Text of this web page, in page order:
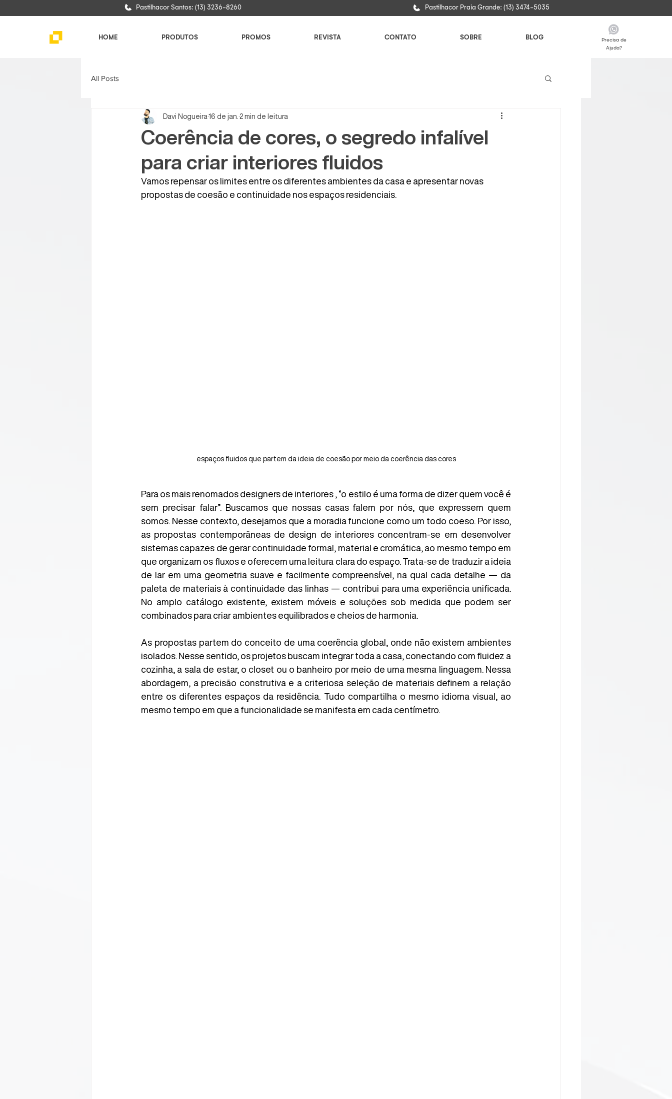
HOME PRODUTOS PROMOS REVISTA CONTATO SOBRE BLOG
Precisa de
Ajuda?
Pastilhacor Santos: (13) 3236-8260 Pastilhacor Praia Grande: (13) 3474-5035
All Posts
Coerência de cores, o segredo infalível
para criar interiores fluidos
Davi Nogueira 16 de jan. 2 min de leitura
Vamos repensar os limites entre os diferentes ambientes da casa e apresentar novas
propostas de coesão e continuidade nos espaços residenciais.
espaços fluidos que partem da ideia de coesão por meio da coerência das cores
Para os mais renomados designers de interiores , “o estilo é uma forma de dizer quem você é
sem precisar falar”. Buscamos que nossas casas falem por nós, que expressem quem
somos. Nesse contexto, desejamos que a moradia funcione como um todo coeso. Por isso,
as propostas contemporâneas de design de interiores concentram-se em desenvolver
sistemas capazes de gerar continuidade formal, material e cromática, ao mesmo tempo em
que organizam os fluxos e oferecem uma leitura clara do espaço. Trata-se de traduzir a ideia
de lar em uma geometria suave e facilmente compreensível, na qual cada detalhe — da
paleta de materiais à continuidade das linhas — contribui para uma experiência unificada.
No amplo catálogo existente, existem móveis e soluções sob medida que podem ser
combinados para criar ambientes equilibrados e cheios de harmonia.
As propostas partem do conceito de uma coerência global, onde não existem ambientes
isolados. Nesse sentido, os projetos buscam integrar toda a casa, conectando com fluidez a
cozinha, a sala de estar, o closet ou o banheiro por meio de uma mesma linguagem. Nessa
abordagem, a precisão construtiva e a criteriosa seleção de materiais definem a relação
entre os diferentes espaços da residência. Tudo compartilha o mesmo idioma visual, ao
mesmo tempo em que a funcionalidade se manifesta em cada centímetro.